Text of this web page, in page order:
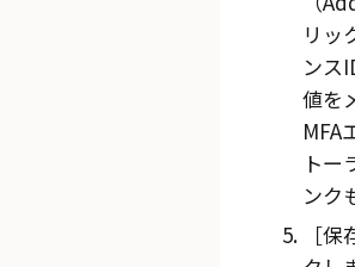
リッ
ンス
値を
MFA
トー
ンク
保